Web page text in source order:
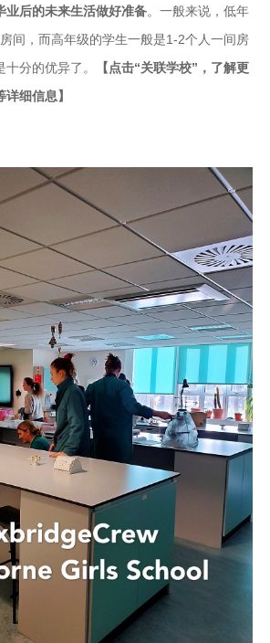
业后的未来生活做好准备。一般来说，低年
间，而高年级的学生一般是1-2个人一间房
分的优异了。
【点击“关联学校”，了解更
细信息】